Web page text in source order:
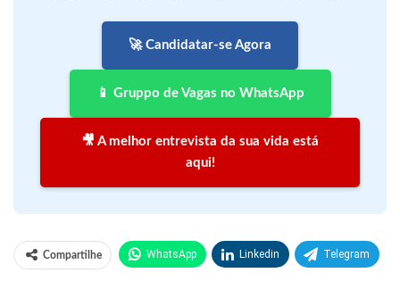
🚀 Candidatar-se Agora
📱 Gruppo de Vagas no WhatsApp
🎥 A melhor entrevista da sua vida está
aqui!
Compartilhe WhatsApp Linkedin Telegram